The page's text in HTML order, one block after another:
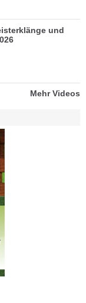
und
Mehr Videos